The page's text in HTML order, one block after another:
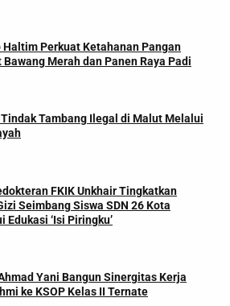
Haltim Perkuat Ketahanan Pangan
Merah dan Panen Raya Padi
Tambang Ilegal di Malut Melalui
FKIK Unkhair Tingkatkan
Seimbang Siswa SDN 26 Kota
‘Isi Piringku’
Yani Bangun Sinergitas Kerja
ke KSOP Kelas II Ternate